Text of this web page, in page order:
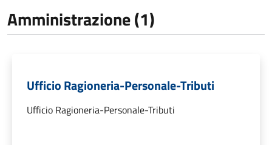
Amministrazione (1)
Ufficio Ragioneria-Personale-Tributi
Ufficio Ragioneria-Personale-Tributi